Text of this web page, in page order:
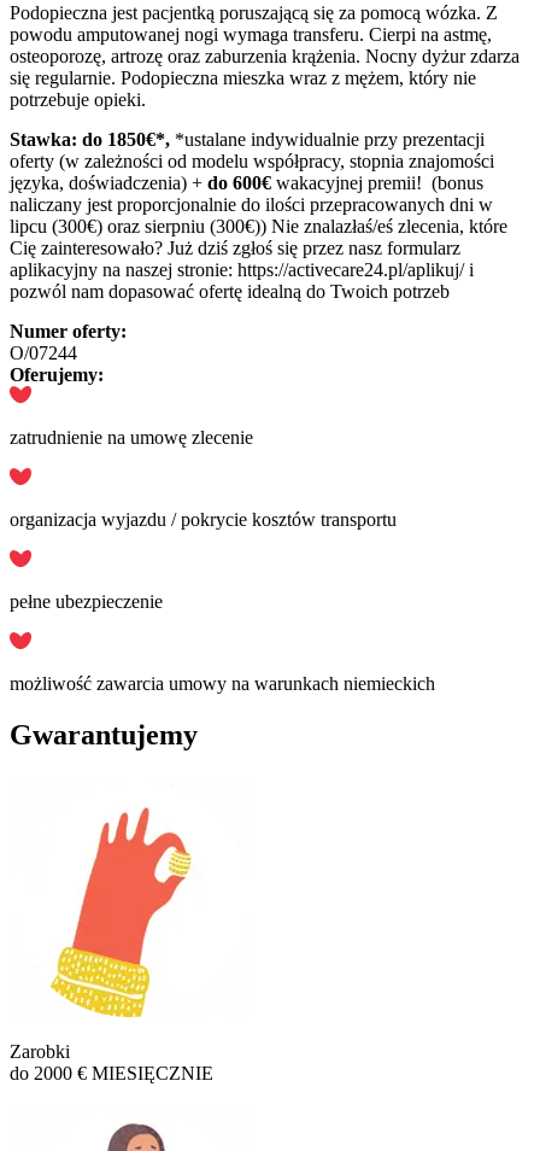
Podopieczna jest pacjentką poruszającą się za pomocą wózka. Z
powodu amputowanej nogi wymaga transferu. Cierpi na astmę,
osteoporozę, artrozę oraz zaburzenia krążenia. Nocny dyżur zdarza
się regularnie. Podopieczna mieszka wraz z mężem, który nie
potrzebuje opieki.
Stawka: do 1850€*, *ustalane indywidualnie przy prezentacji
oferty (w zależności od modelu współpracy, stopnia znajomości
języka, doświadczenia) + do 600€ wakacyjnej premii! (bonus
naliczany jest proporcjonalnie do ilości przepracowanych dni w
lipcu (300€) oraz sierpniu (300€)) Nie znalazłaś/eś zlecenia, które
Cię zainteresowało? Już dziś zgłoś się przez nasz formularz
aplikacyjny na naszej stronie: https://activecare24.pl/aplikuj/ i
pozwól nam dopasować ofertę idealną do Twoich potrzeb
Numer oferty:
O/07244
Oferujemy:
zatrudnienie na umowę zlecenie
organizacja wyjazdu / pokrycie kosztów transportu
pełne ubezpieczenie
możliwość zawarcia umowy na warunkach niemieckich
Gwarantujemy
Zarobki
do 2000 € MIESIĘCZNIE